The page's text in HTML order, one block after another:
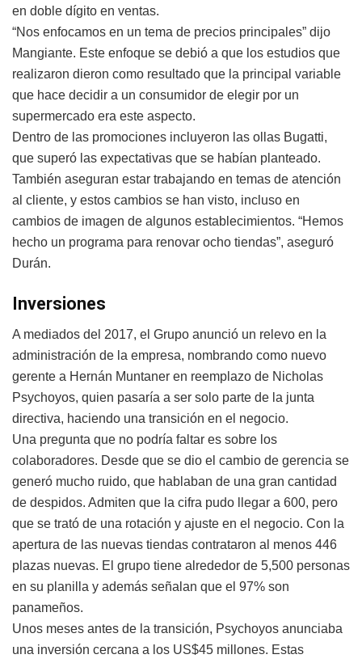
en doble dígito en ventas.
“Nos enfocamos en un tema de precios principales” dijo
Mangiante. Este enfoque se debió a que los estudios que
realizaron dieron como resultado que la principal variable
que hace decidir a un consumidor de elegir por un
supermercado era este aspecto.
Dentro de las promociones incluyeron las ollas Bugatti,
que superó las expectativas que se habían planteado.
También aseguran estar trabajando en temas de atención
al cliente, y estos cambios se han visto, incluso en
cambios de imagen de algunos establecimientos. “Hemos
hecho un programa para renovar ocho tiendas”, aseguró
Durán.
Inversiones
A mediados del 2017, el Grupo anunció un relevo en la
administración de la empresa, nombrando como nuevo
gerente a Hernán Muntaner en reemplazo de Nicholas
Psychoyos, quien pasaría a ser solo parte de la junta
directiva, haciendo una transición en el negocio.
Una pregunta que no podría faltar es sobre los
colaboradores. Desde que se dio el cambio de gerencia se
generó mucho ruido, que hablaban de una gran cantidad
de despidos. Admiten que la cifra pudo llegar a 600, pero
que se trató de una rotación y ajuste en el negocio. Con la
apertura de las nuevas tiendas contrataron al menos 446
plazas nuevas. El grupo tiene alrededor de 5,500 personas
en su planilla y además señalan que el 97% son
panameños.
Unos meses antes de la transición, Psychoyos anunciaba
una inversión cercana a los US$45 millones. Estas